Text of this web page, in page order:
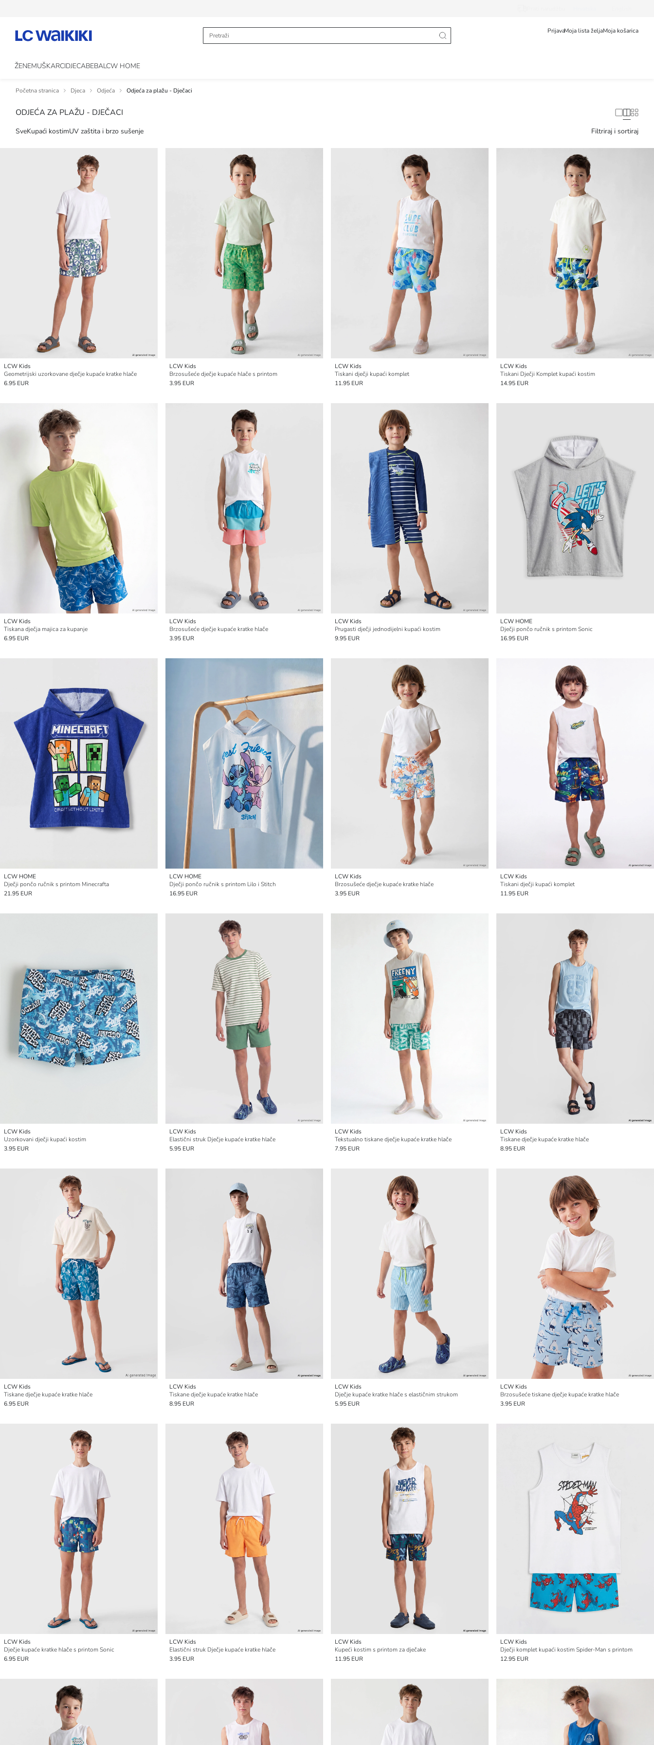
PrijavaMoja lista željaMoja košarica
ŽENEMUŠKARCIDJECABEBALCW HOME
Početna stranica Djeca Odjeća Odjeća za plažu - Dječaci
ODJEĆA ZA PLAŽU - DJEČACI
SveKupaći kostimUV zaštita i brzo sušenje Filtriraj i sortiraj
LCW Kids
Geometrijski uzorkovane dječje kupaće kratke hlače
6.95 EUR
LCW Kids
Brzosušeće dječje kupaće hlače s printom
3.95 EUR
LCW Kids
Tiskani dječji kupaći komplet
11.95 EUR
LCW Kids
Tiskani Dječji Komplet kupaći kostim
14.95 EUR
LCW Kids
Tiskana dječja majica za kupanje
6.95 EUR
LCW Kids
Brzosušeće dječje kupaće kratke hlače
3.95 EUR
LCW Kids
Prugasti dječji jednodijelni kupaći kostim
9.95 EUR
LCW HOME
Dječji pončo ručnik s printom Sonic
16.95 EUR
LCW HOME
Dječji pončo ručnik s printom Minecrafta
21.95 EUR
LCW HOME
Dječji pončo ručnik s printom Lilo i Stitch
16.95 EUR
LCW Kids
Brzosušeće dječje kupaće kratke hlače
3.95 EUR
LCW Kids
Tiskani dječji kupaći komplet
11.95 EUR
LCW Kids
Uzorkovani dječji kupaći kostim
3.95 EUR
LCW Kids
Elastični struk Dječje kupaće kratke hlače
5.95 EUR
LCW Kids
Tekstualno tiskane dječje kupaće kratke hlače
7.95 EUR
LCW Kids
Tiskane dječje kupaće kratke hlače
8.95 EUR
LCW Kids
Tiskane dječje kupaće kratke hlače
6.95 EUR
LCW Kids
Tiskane dječje kupaće kratke hlače
8.95 EUR
LCW Kids
Dječje kupaće kratke hlače s elastičnim strukom
5.95 EUR
LCW Kids
Brzosušeće tiskane dječje kupaće kratke hlače
3.95 EUR
LCW Kids
Dječje kupaće kratke hlače s printom Sonic
6.95 EUR
LCW Kids
Elastični struk Dječje kupaće kratke hlače
3.95 EUR
LCW Kids
Kupeći kostim s printom za dječake
11.95 EUR
LCW Kids
Dječji komplet kupaći kostim Spider-Man s printom
12.95 EUR